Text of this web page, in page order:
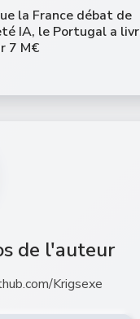
la France débat de
IA, le Portugal a
7 M€
de l'auteur
Krigsexe